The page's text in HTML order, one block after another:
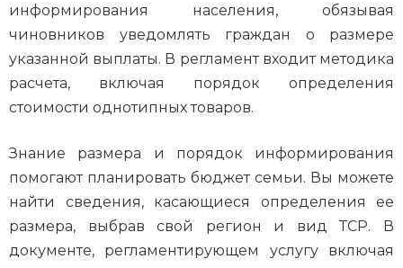
информирования населения, обязывая
чиновников уведомлять граждан о размере
указанной выплаты. В регламент входит методика
расчета, включая порядок определения
стоимости однотипных товаров.
Знание размера и порядок информирования
помогают планировать бюджет семьи. Вы можете
найти сведения, касающиеся определения ее
размера, выбрав свой регион и вид ТСР. В
документе, регламентирующем услугу включая